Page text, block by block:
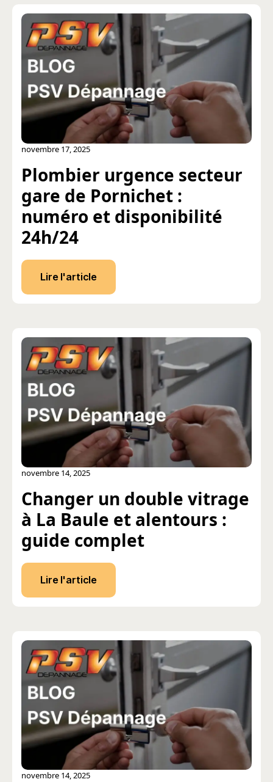
Plombier urgence secteur
gare de Pornichet :
numéro et disponibilité
24h/24
novembre 17, 2025
Lire l'article
Changer un double vitrage
à La Baule et alentours :
guide complet
novembre 14, 2025
Lire l'article
novembre 14, 2025